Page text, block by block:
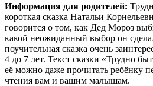
Информация для родителей:
короткая сказка Натальи
говорится о том, как Дед Мороз
какой неожиданный выбор он
поучительная сказка очень
4 до 7 лет. Текст сказки «Трудно
её можно даже прочитать ребёнку
чтения вам и вашим малышам.